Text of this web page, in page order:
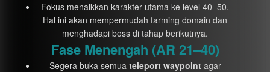
Fokus menaikkan karakter utama ke level 40–50.
Hal ini akan mempermudah farming domain dan
menghadapi boss di tahap berikutnya.
Fase Menengah (AR 21–40)
Segera buka semua teleport waypointagar